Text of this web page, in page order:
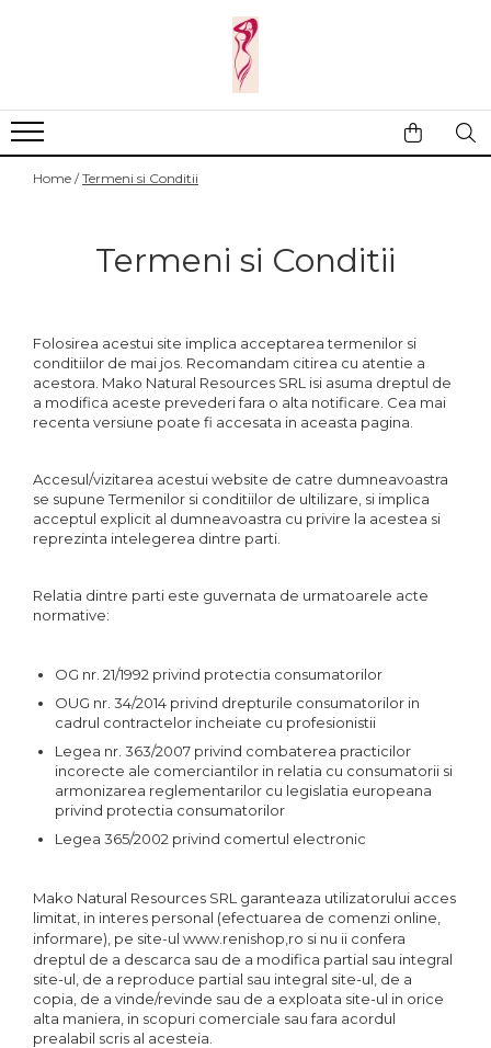
Baie
Copii si bebe
Leagane si scaune
Accesorii
Camping
Prim ajutor
Aparate de masaj
Ingrijirea parului
Ingrijirea unghiilor
Home / Termeni si Conditii
Termeni si Conditii
Folosirea acestui site implica acceptarea termenilor si
conditiilor de mai jos. Recomandam citirea cu atentie a
acestora. Mako Natural Resources SRL isi asuma dreptul de
a modifica aceste prevederi fara o alta notificare. Cea mai
recenta versiune poate fi accesata in aceasta pagina.
Accesul/vizitarea acestui website de catre dumneavoastra
se supune Termenilor si conditiilor de ultilizare, si implica
acceptul explicit al dumneavoastra cu privire la acestea si
reprezinta intelegerea dintre parti.
Relatia dintre parti este guvernata de urmatoarele acte
normative:
OG nr. 21/1992 privind protectia consumatorilor
OUG nr. 34/2014 privind drepturile consumatorilor in
cadrul contractelor incheiate cu profesionistii
Legea nr. 363/2007 privind combaterea practicilor
incorecte ale comerciantilor in relatia cu consumatorii si
armonizarea reglementarilor cu legislatia europeana
privind protectia consumatorilor
Legea 365/2002 privind comertul electronic
Mako Natural Resources SRL garanteaza utilizatorului acces
limitat, in interes personal (efectuarea de comenzi online,
informare), pe site-ul www.renishop,ro si nu ii confera
dreptul de a descarca sau de a modifica partial sau integral
site-ul, de a reproduce partial sau integral site-ul, de a
copia, de a vinde/revinde sau de a exploata site-ul in orice
alta maniera, in scopuri comerciale sau fara acordul
prealabil scris al acesteia.